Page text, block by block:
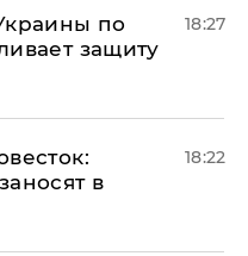
по
защиту
18:27
в
18:22